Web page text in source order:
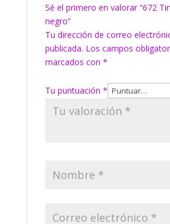
Sé el primero en valorar “672
negro”
Tu dirección de correo
publicada. Los campos
marcados con *
Tu puntuación *